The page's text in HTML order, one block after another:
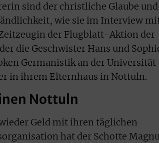
sind der christliche Glaube und
wie sie im Interview
der Flugblatt-Aktion der
die Geschwister Hans und
Germanistik an der Universität
in ihrem Elternhaus in Nottuln.
Nottuln
Geld mit ihren täglichen
hat der Schotte